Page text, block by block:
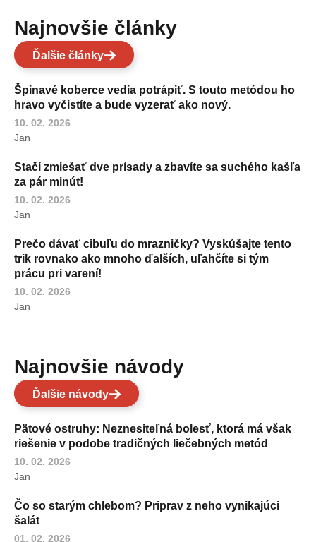
Najnovšie články
Ďalšie články
Špinavé koberce vedia potrápiť. S touto metódou ho
hravo vyčistíte a bude vyzerať ako nový.
10. 02. 2026
Jan
Stačí zmiešať dve prísady a zbavíte sa suchého kašľa
za pár minút!
10. 02. 2026
Jan
Prečo dávať cibuľu do mrazničky? Vyskúšajte tento
trik rovnako ako mnoho ďalších, uľahčíte si tým
prácu pri varení!
10. 02. 2026
Jan
Najnovšie návody
Ďalšie návody
Pätové ostruhy: Neznesiteľná bolesť, ktorá má však
riešenie v podobe tradičných liečebných metód
10. 02. 2026
Jan
Čo so starým chlebom? Priprav z neho vynikajúci
šalát
01. 02. 2026